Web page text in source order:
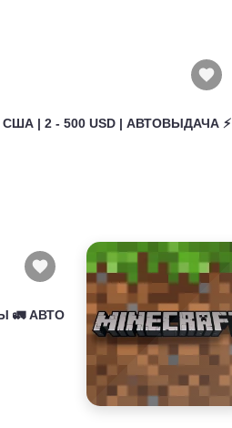
США | 2 - 500 USD | АВТОВЫДАЧА ⚡️
🚛 АВТО